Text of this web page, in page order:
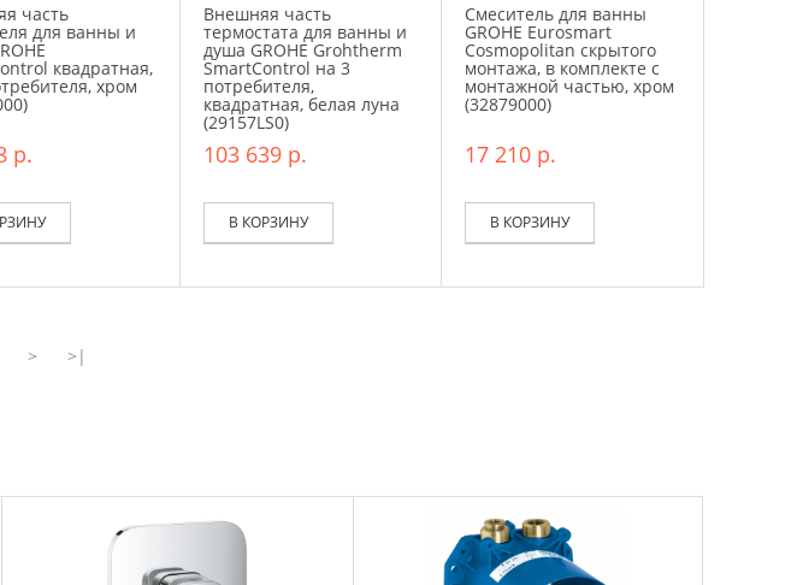
часть
для ванны и
квадратная,
хром
р.
Внешняя часть
термостата для ванны и
душа GROHE Grohtherm
SmartControl на 3
потребителя,
квадратная, белая луна
(29157LS0)
103 639 р.
В КОРЗИНУ
Смеситель для ванны
GROHE Eurosmart
Cosmopolitan скрытого
монтажа, в комплекте с
монтажной частью, хром
(32879000)
17 210 р.
В КОРЗИНУ
> >|